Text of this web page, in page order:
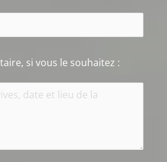
si vous le souhaitez :